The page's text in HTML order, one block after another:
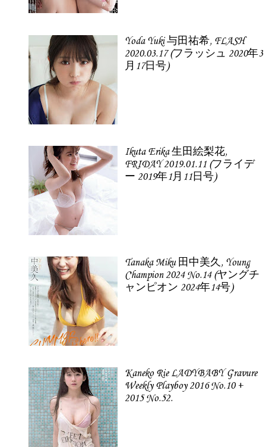
Yoda Yuki 与田祐希, FLASH
2020.03.17 (フラッシュ 2020年3
月17日号)
Ikuta Erika 生田絵梨花,
FRIDAY 2019.01.11 (フライデ
ー 2019年1月11日号)
Tanaka Miku 田中美久, Young
Champion 2024 No.14 (ヤングチ
ャンピオン 2024年14号)
Kaneko Rie LADYBABY Gravure
Weekly Playboy 2016 No.10 +
2015 No.52.